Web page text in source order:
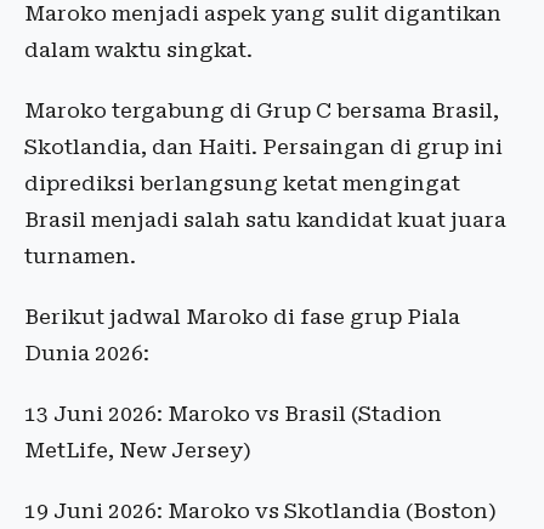
Maroko menjadi aspek yang sulit digantikan
dalam waktu singkat.
Maroko tergabung di Grup C bersama Brasil,
Skotlandia, dan Haiti. Persaingan di grup ini
diprediksi berlangsung ketat mengingat
Brasil menjadi salah satu kandidat kuat juara
turnamen.
Berikut jadwal Maroko di fase grup Piala
Dunia 2026:
13 Juni 2026: Maroko vs Brasil (Stadion
MetLife, New Jersey)
19 Juni 2026: Maroko vs Skotlandia (Boston)